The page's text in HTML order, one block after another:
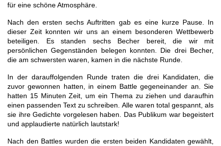
für eine schöne Atmosphäre.
Nach den ersten sechs Auftritten gab es eine kurze Pause. In
dieser Zeit konnten wir uns an einem besonderen Wettbewerb
beteiligen. Es standen sechs Becher bereit, die wir mit
persönlichen Gegenständen belegen konnten. Die drei Becher,
die am schwersten waren, kamen in die nächste Runde.
In der darauffolgenden Runde traten die drei Kandidaten, die
zuvor gewonnen hatten, in einem Battle gegeneinander an. Sie
hatten 15 Minuten Zeit, um ein Thema zu ziehen und daraufhin
einen passenden Text zu schreiben. Alle waren total gespannt, als
sie ihre Gedichte vorgelesen haben. Das Publikum war begeistert
und applaudierte natürlich lautstark!
Nach den Battles wurden die ersten beiden Kandidaten gewählt,